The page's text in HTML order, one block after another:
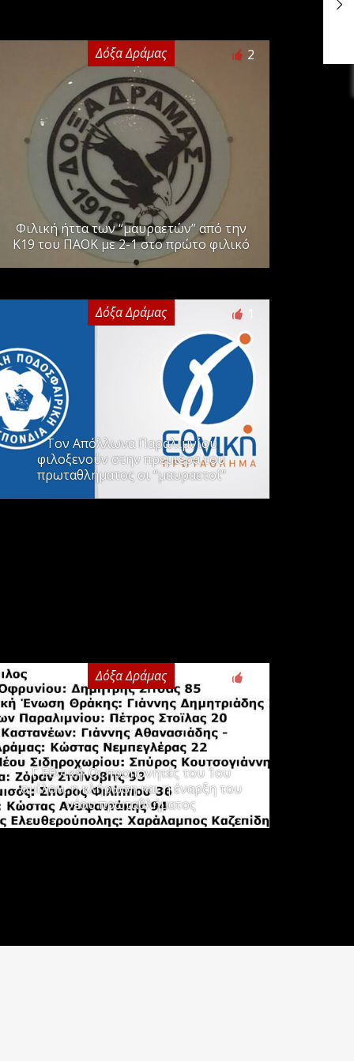
Δόξα Δράμας 2
Φιλική ήττα των “μαυραετών” από την
Κ19 του ΠΑΟΚ με 2-1 στο πρώτο φιλικό
Δόξα Δράμας
Τον Απόλλωνα Παραλιμνίου
φιλοξενούν στην πρεμιέρα του
πρωταθλήματος οι “μαυραετοί”
Δόξα Δράμας
Γ΄ Εθνική: Οι προπονητές του 1ου
ομίλου, η κλήρωση και η έναρξη του
νέου πρωταθλήματος